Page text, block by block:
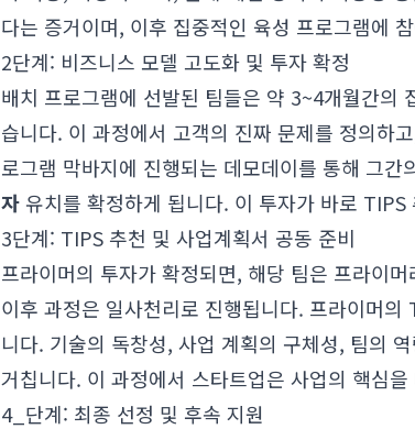
다는 증거이며, 이후 집중적인 육성 프로그램에
2단계: 비즈니스 모델 고도화 및 투자 확정
배치 프로그램에 선발된 팀들은 약 3~4개월간의
습니다. 이 과정에서 고객의 진짜 문제를 정의
로그램 막바지에 진행되는 데모데이를 통해 그
자 유치를 확정하게 됩니다. 이 투자가 바로
3단계: TIPS 추천 및 사업계획서 공동 준비
프라이머의 투자가 확정되면, 해당 팀은 프라이머
이후 과정은 일사천리로 진행됩니다. 프라이머
니다. 기술의 독창성, 사업 계획의 구체성, 팀의
거칩니다. 이 과정에서 스타트업은 사업의 핵심
4_단계: 최종 선정 및 후속 지원